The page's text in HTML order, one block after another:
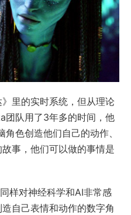
里的实时系统，但从理论
团队用了3年多的时间，他
色创造他们自己的动作、
事，他们可以做的事情是
样对神经科学和AI非常感
自己表情和动作的数字角